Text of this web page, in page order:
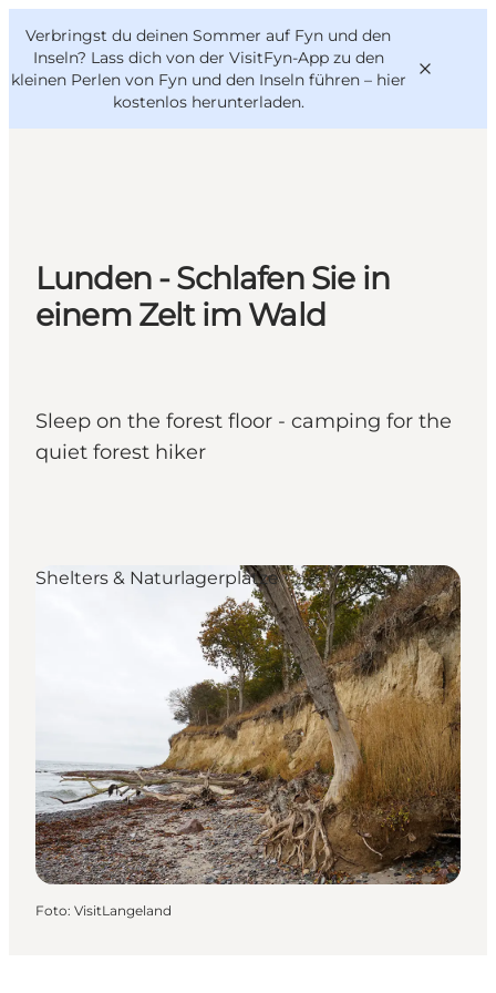
Verbringst du deinen Sommer auf Fyn und den
Inseln? Lass dich von der VisitFyn-App zu den
kleinen Perlen von Fyn und den Inseln führen – hier
kostenlos herunterladen.
Outdoor & bike
Essen & trinken
Übernachtung
VisitFyn
Deutsch
Lunden - Schlafen Sie in
einem Zelt im Wald
Sleep on the forest floor - camping for the
quiet forest hiker
Shelters & Naturlagerplätze
Foto: VisitLangeland